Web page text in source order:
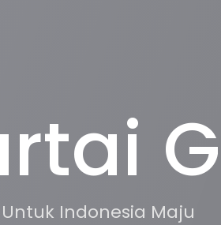
Indonesia Maju
Golkar Solid